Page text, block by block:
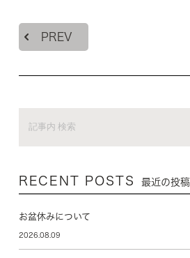
PREV
RECENT POSTS 最近の投稿
お盆休みについて
2026.08.09